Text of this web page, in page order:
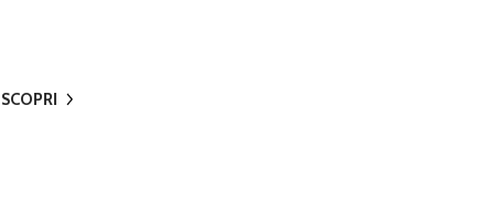
SCOPRI